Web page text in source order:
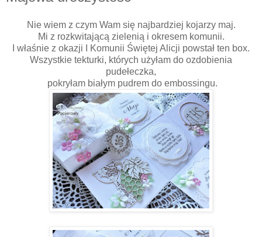
Nie wiem z czym Wam się najbardziej kojarzy maj.
Mi z rozkwitającą zielenią i okresem komunii.
I właśnie z okazji I Komunii Świętej Alicji powstał ten box.
Wszystkie tekturki, których użyłam do ozdobienia
pudełeczka,
pokryłam białym pudrem do embossingu.